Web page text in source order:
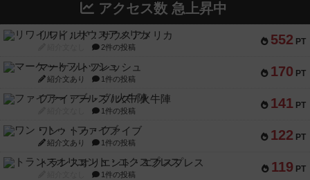
アクセス数 急上昇中
552 PT
リワイルド：サウスアメリカ
2件の投稿
170 PT
マーケットフレッシュ
紹介文あり 1件の投稿
141 PT
ファイアー・ブルズ / 火牛陣
1件の投稿
122 PT
ワン・トゥ・ファイブ
紹介文あり 1件の投稿
119 PT
トランスオリエント・エクスプレス
1件の投稿